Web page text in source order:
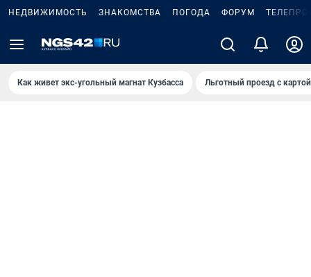
НЕДВИЖИМОСТЬ ЗНАКОМСТВА ПОГОДА ФОРУМ
Как живет экс-угольный магнат Кузбасса Льготный проезд с